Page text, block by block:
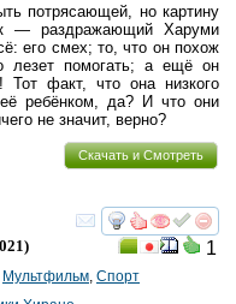
потрясающей, но картину
— раздражающий Харуми
его смех; то, что он похож
лезет помогать; а ещё он
Тот факт, что она низкого
ребёнком, да? И что они
не значит, верно?
Скачать и Смотреть
смотреть
1
Мультфильм Спорт